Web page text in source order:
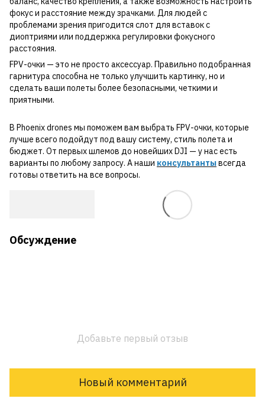
фокус и расстояние между зрачками. Для людей с
проблемами зрения пригодится слот для вставок с
диоптриями или поддержка регулировки фокусного
расстояния.
FPV-очки — это не просто аксессуар. Правильно подобранная
гарнитура способна не только улучшить картинку, но и
сделать ваши полеты более безопасными, четкими и
приятными.
В Phoenix drones мы поможем вам выбрать FPV-очки, которые
лучше всего подойдут под вашу систему, стиль полета и
бюджет. От первых шлемов до новейших DJI — у нас есть
варианты по любому запросу. А наши консультантывсегда
готовы ответить на все вопросы.
Обсуждение
Добавьте первый отзыв
Новый комментарий